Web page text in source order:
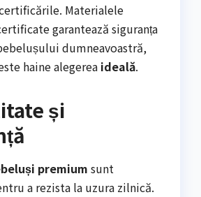
Materialele
garantează siguranța
dumneavoastră,
haine alegerea ideală.
și
premium sunt
a rezista la uzura zilnică.